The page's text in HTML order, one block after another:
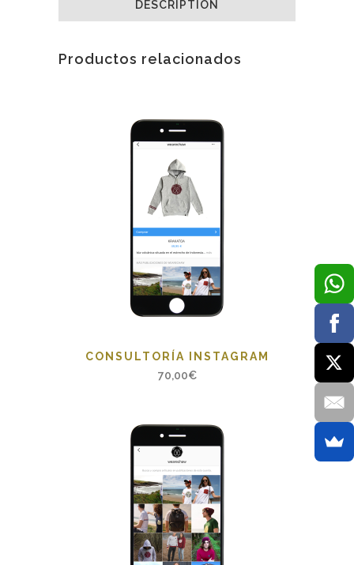
DESCRIPTION
Productos relacionados
CONSULTORÍA INSTAGRAM
70,00€